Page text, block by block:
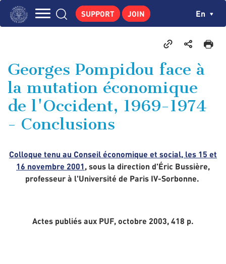
Skip
CENTRE DE RECHERCHES
PUBLICATIONS
NEWS
PEDAGOGICAL AREA
SUPPORT JOIN En
Georges Pompidou face à
la mutation économique
de l'Occident, 1969-1974
- Conclusions
Colloque tenu au Conseil économique et social, les 15 et
16 novembre 2001 , sous la direction d'Éric Bussière,
professeur à l'Université de Paris IV-Sorbonne.
Actes publiés aux PUF, octobre 2003, 418 p.
Cookies management panel